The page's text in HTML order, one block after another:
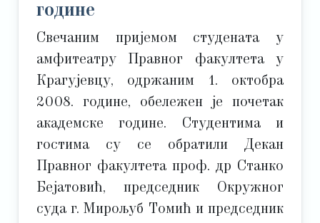
године
Свечаним пријемом студената у
амфитеатру Правног факултета у
Крагујевцу, одржаним 1. октобра
2008. године, обележен је почетак
академске године. Студентима и
гостима су се обратили Декан
Правног факултета проф. др Станко
Бејатовић, председник Окружног
суда г. Мирољуб Томић и председник